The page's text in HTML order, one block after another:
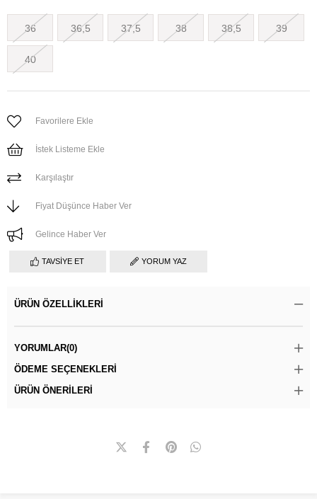
36 36,5 37,5 38 38,5 39
40
Favorilere Ekle
İstek Listeme Ekle
Karşılaştır
Fiyat Düşünce Haber Ver
Gelince Haber Ver
TAVSIYE ET YORUM YAZ
ÜRÜN ÖZELLIKLERI
YORUMLAR(0)
ÖDEME SEÇENEKLERI
ÜRÜN ÖNERILERI